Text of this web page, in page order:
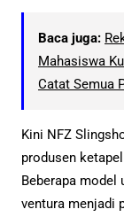
Baca juga:
Mahasiswa
Catat Semua
Kini NFZ
produsen
Beberapa model
ventura menjadi